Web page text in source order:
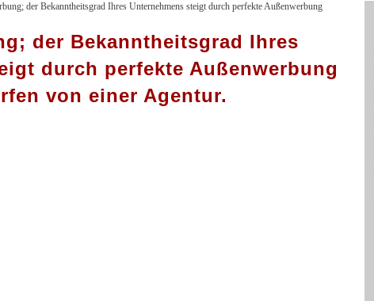
der Bekanntheitsgrad Ihres Unternehmens steigt durch perfekte Außenwerbung
der Bekanntheitsgrad Ihres
durch perfekte Außenwerbung
von einer Agentur.